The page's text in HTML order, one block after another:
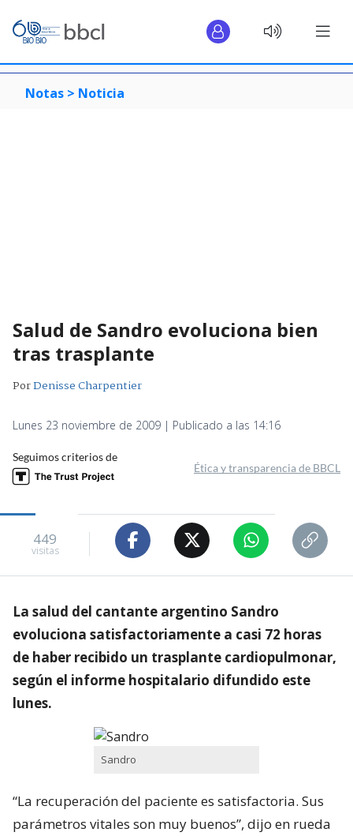
Notas > Noticia
Salud de Sandro evoluciona bien
tras trasplante
PorDenisse Charpentier
Lunes 23 noviembre de 2009 | Publicado a las 14:16
Seguimos criterios de
Ética y transparencia de BBCL
449
visitas
La salud del cantante argentino Sandro
evoluciona satisfactoriamente a casi 72 horas
de haber recibido un trasplante cardiopulmonar,
según el informe hospitalario difundido este
lunes.
Sandro
“La recuperación del paciente es satisfactoria. Sus
parámetros vitales son muy buenos”, dijo en rueda